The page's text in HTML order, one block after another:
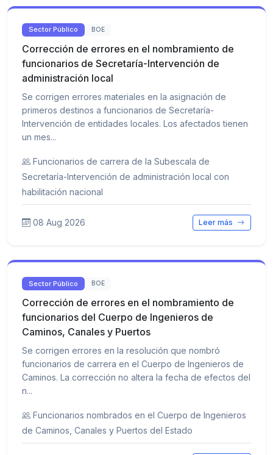
Sector Público BOE
Corrección de errores en el nombramiento de
funcionarios de Secretaría-Intervención de
administración local
Se corrigen errores materiales en la asignación de
primeros destinos a funcionarios de Secretaría-
Intervención de entidades locales. Los afectados tienen
un mes...
Funcionarios de carrera de la Subescala de
Secretaría-Intervención de administración local con
habilitación nacional
08 Aug 2026 Leer más
Sector Público BOE
Corrección de errores en el nombramiento de
funcionarios del Cuerpo de Ingenieros de
Caminos, Canales y Puertos
Se corrigen errores en la resolución que nombró
funcionarios de carrera en el Cuerpo de Ingenieros de
Caminos. La corrección no altera la fecha de efectos del
n...
Funcionarios nombrados en el Cuerpo de Ingenieros
de Caminos, Canales y Puertos del Estado